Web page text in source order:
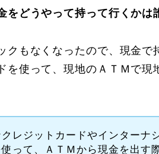
をどうやって持って行くかは
クもなくなったので、現金
を使って、現地のＡＴＭで現
レジットカードやインターナ
って、ＡＴＭから現金を出す